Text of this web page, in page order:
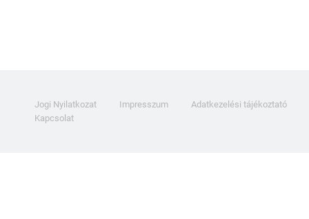
Jogi Nyilatkozat Impresszum
Adatkezelési tájékoztató
Kapcsolat